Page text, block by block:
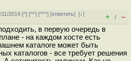
2014 [^] [^^] [^^^] [ответить][↓]
+ / –
в первую очередь в
- на каждом хосте есть
каталоге может быть
каталогов - все требует решения